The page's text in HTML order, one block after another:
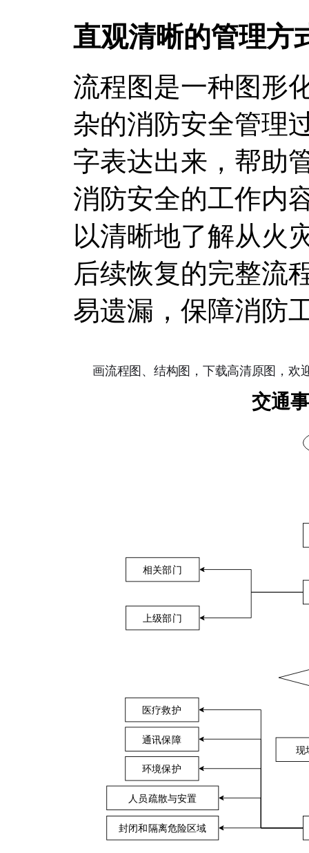
直观清晰的管理方
流程图是一种图形
杂的消防安全管理
字表达出来，帮助
消防安全的工作内
以清晰地了解从火
后续恢复的完整流
易遗漏，保障消防